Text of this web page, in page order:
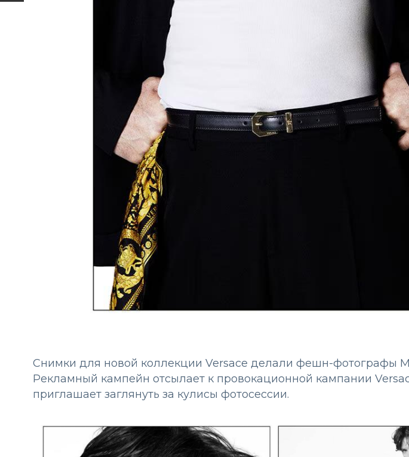
Снимки для новой коллекции Versace делали фешн-фотографы
Рекламный кампейн отсылает к провокационной кампании
приглашает заглянуть за кулисы фотосессии.